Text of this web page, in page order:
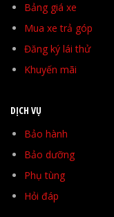
Bảng giá xe
Mua xe trả góp
Đăng ký lái thử
Khuyến mãi
DỊCH VỤ
Bảo hành
Bảo dưỡng
Phụ tùng
Hỏi đáp